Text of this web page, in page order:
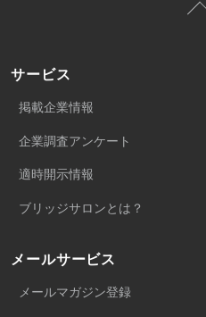
サービス
掲載企業情報
企業調査アンケート
適時開示情報
ブリッジサロンとは？
メールサービス
メールマガジン登録